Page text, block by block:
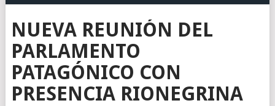
NUEVA REUNIÓN DEL
PARLAMENTO
PATAGÓNICO CON
PRESENCIA RIONEGRINA